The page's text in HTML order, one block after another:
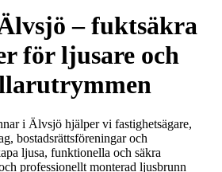
– fuktsäkra
för ljusare och
i Älvsjö hjälper vi fastighetsägare,
bostadsrättsföreningar och
ljusa, funktionella och säkra
professionellt monterad ljusbrunn